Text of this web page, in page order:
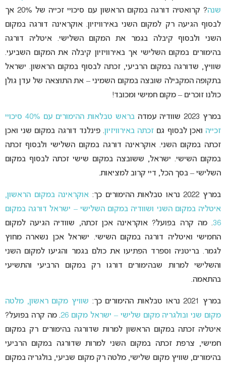
שנה
? קרואטיה דורגה במקום הראשון עם סיכויי זכייה של 20% אך
לבסוף הגיעה רק למקום השני באירוויזיון. אוקראינה דורגה במקום
השני ולבסוף קיבלה בגמר את המקום השלישי. איטליה דורגה
בהימורים במקום השלישי אך באירוויזיון קיבלה את המקום השביעי.
שוויץ, שדורגה במקום הרביעי, זכתה לבסוף במקום הראשון. ישראל
בתקופה המקבילה שובצה במקום השמיני – את התוצאה של עדן גולן
כולנו זוכרים – מקום חמישי ומכובד!
במרץ 2023 שוודיה עמדה
בראש טבלאות ההימורים עם 40% סיכויי
זכייהואכן לבסוף גם זכתה באירוויזיון. פינלנד דורגה במקום שני ואכן
זכתה במקום השני. אוקראינה דורגה במקום השלישי ולבסוף זכתה
במקום השישי. ישראל, ששובצה במקום שישי זכתה לבסוף במקום
השלישי – בסך הכל, דיי קרוב למציאות.
במרץ 2022 נראו טבלאות ההימורים כך:
אוקראינה במקום הראשון,
איטליה במקום השני ושוודיה במקום השלישי – ישראל דורגה במקום
36. מה קרה בפועל? אוקראינה אכן זכתה, שוודיה הגיעה למקום
החמישי ואיטליה דורגה במקום השישי. ישראל אכן נשארה מחוץ
לגמר. בריטניה וספרד הפתיעו את כולם בגמר והגיעו למקום השני
והשלישי למרות שבהימורים דורגו רק במקום הרביעי והתשיעי
בהתאמה.
במרץ 2021 נראו טבלאות ההימורים כך:
שוויץ מקום ראשון, מלטה
מקום שני ובולגריה מקום שלישי – ישראל מקום 26
. מה קרה בפועל?
איטליה זכתה במקום הראשון למרות שדורגה בהימורים רק במקום
חמישי, צרפת זכתה במקום השני למרות שדורגה במקום הרביעי
בהימורים, שוויץ מקום שלישי, מלטה רק מקום שביעי, בולגריה במקום